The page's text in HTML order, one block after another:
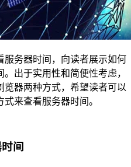
务器时间，向读者展示如何
出于实用性和简便性考虑，
器两种方式，希望读者可以
来查看服务器时间。
间